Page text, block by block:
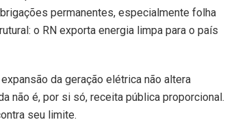
permanentes, especialmente folha
o RN exporta energia limpa para o país
da geração elétrica não altera
não é, por si só, receita pública proporcional.
seu limite.